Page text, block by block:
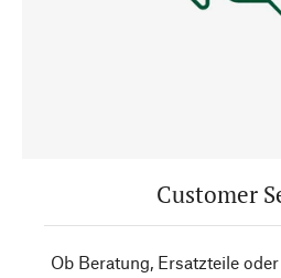
Customer
Ob Beratung, Ersatzteile